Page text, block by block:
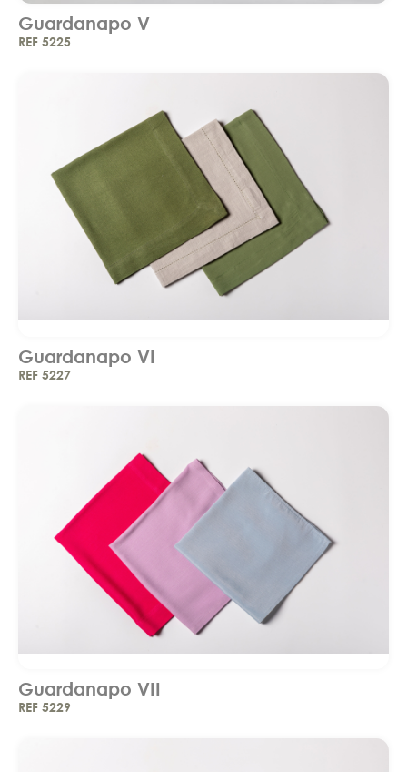
Guardanapo V
REF 5225
Guardanapo VI
REF 5227
Guardanapo VII
REF 5229